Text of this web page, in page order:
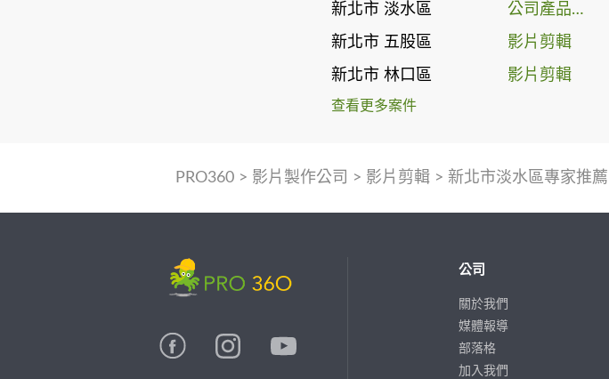
新北市 淡水區 公司產品介紹影片
新北市 五股區 影片剪輯
新北市 林口區 影片剪輯
查看更多案件
PRO360> 影片製作公司 > 影片剪輯> 新北市淡水區專家推薦
公司
關於我們
媒體報導
部落格
加入我們